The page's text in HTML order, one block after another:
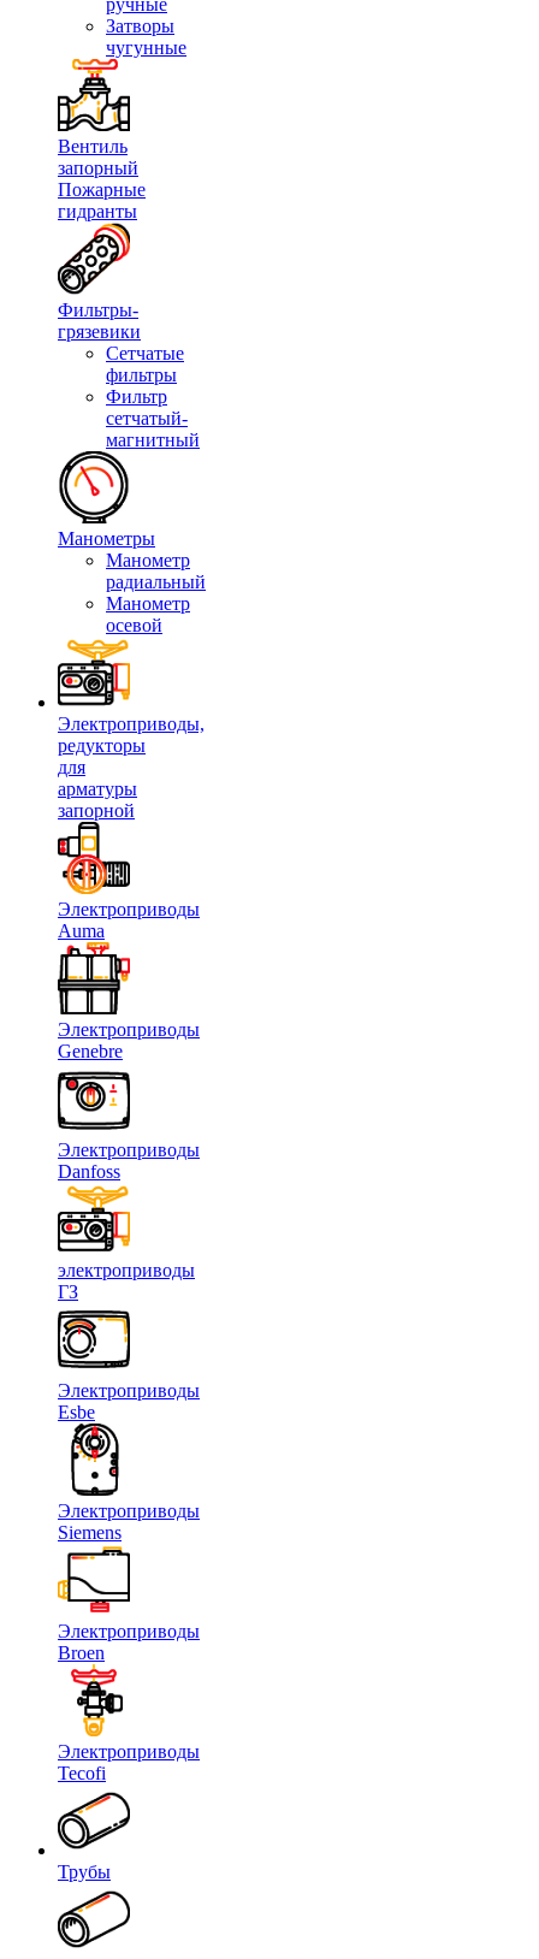
ручные
Затворы
чугунные
Вентиль
запорный
Пожарные
гидранты
Фильтры-
грязевики
Сетчатые
фильтры
Фильтр
сетчатый-
магнитный
Манометры
Манометр
радиальный
Манометр
осевой
Электроприводы,
редукторы
для
арматуры
запорной
Электроприводы
Auma
Электроприводы
Genebre
Электроприводы
Danfoss
электроприводы
ГЗ
Электроприводы
Esbe
Электроприводы
Siemens
Электроприводы
Broen
Электроприводы
Tecofi
Трубы